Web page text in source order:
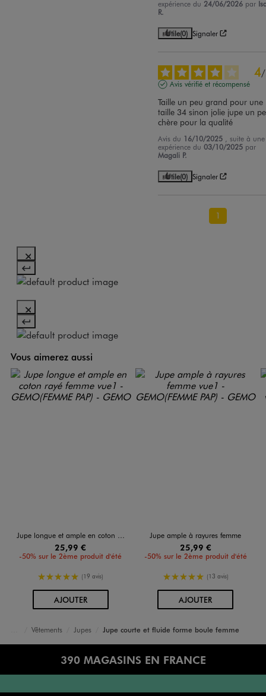
expérience du 24/06/2026 par
R.
Utile(0) Signaler
4/
Avis vérifié et récompensé
Taille un peu grand pour une
taille 34 sinon jolie jupe un
chère pour la qualité
Avis du 16/10/2025
, suite à une
expérience du03/10/2025 par
Magali P.
Utile(0) Signaler
1
Vous aimerez aussi
Jupe longue et ample en coton rayé femme
25,99 €
-50% sur le 2ème produit d'été
5/5 de moyenne
(19 avis)
AJOUTERAU PANIER
Jupe ample à rayures femme
25,99 €
-50% sur le 2ème produit d'été
5/5 de moyenne
(13 avis)
AJOUTERAU PANIER
Vêtements Jupes Jupe courte et fluide forme boule femme
390 MAGASINS EN FRANCE